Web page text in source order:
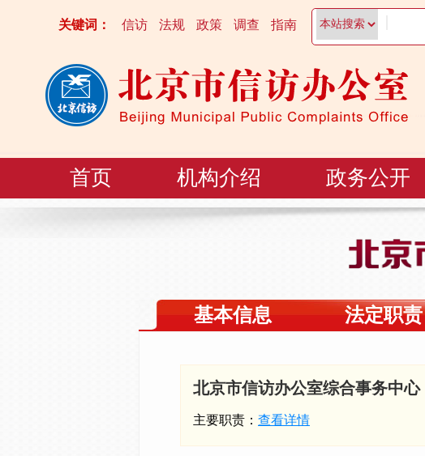
关键词： 信访 法规 政策 调查 指南
首页 机构介绍 政务公开
基本信息 法定职责
北京市信访办公室综合事务中心
主要职责： 查看详情